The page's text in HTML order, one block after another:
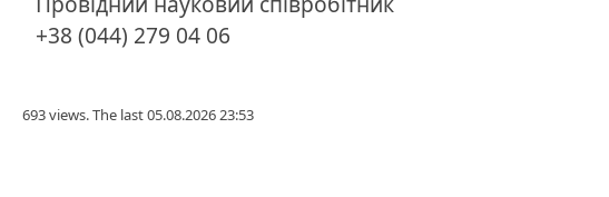
+38 (044) 279 04 06
693 views. The last 05.08.2026 23:53